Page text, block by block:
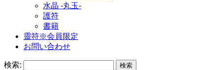
水晶 -丸玉-
護符
書籍
靈符※会員限定
お問い合わせ
検索: